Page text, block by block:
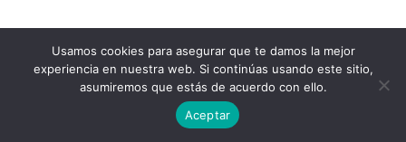
Usamos cookies para asegurar que te damos la mejor
experiencia en nuestra web. Si continúas usando este sitio,
asumiremos que estás de acuerdo con ello.
Aceptar